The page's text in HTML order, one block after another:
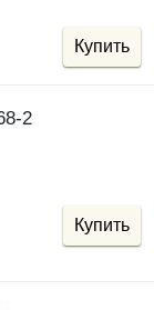
Купить
2
Купить